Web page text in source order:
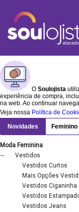
O Soulojista
experiência de compra,
na web. Ao continuar
Veja nossa Política de
Novidades Feminino
Moda Feminina
Vestidos
Vestidos Curtos
Mais Opções
Vestidos Ciganinha
Vestidos
Vestidos Jeans